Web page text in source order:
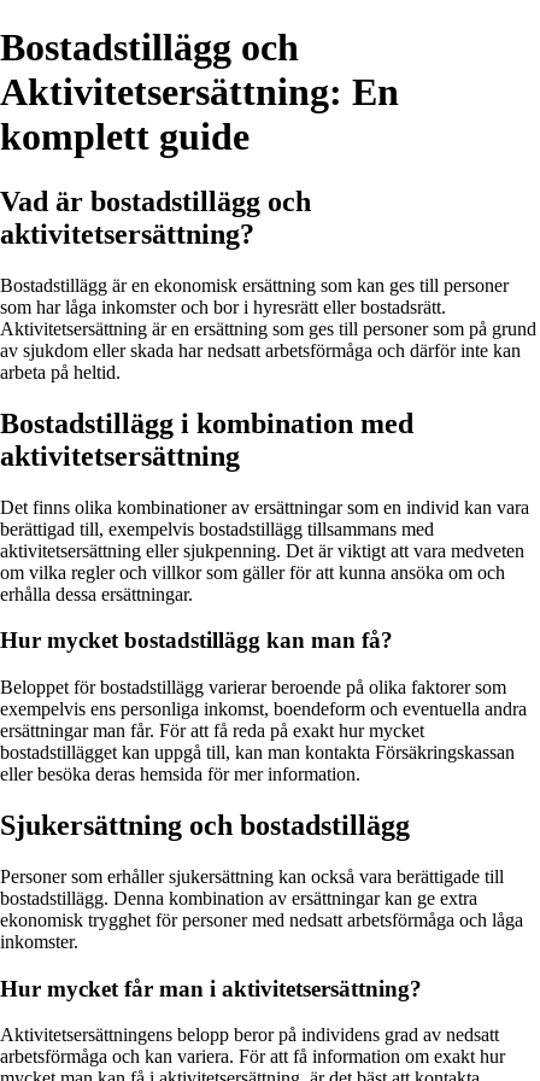
Bostadstillägg och
Aktivitetsersättning: En
komplett guide
Vad är bostadstillägg och
aktivitetsersättning?
Bostadstillägg är en ekonomisk ersättning som kan ges till personer
som har låga inkomster och bor i hyresrätt eller bostadsrätt.
Aktivitetsersättning är en ersättning som ges till personer som på grund
av sjukdom eller skada har nedsatt arbetsförmåga och därför inte kan
arbeta på heltid.
Bostadstillägg i kombination med
aktivitetsersättning
Det finns olika kombinationer av ersättningar som en individ kan vara
berättigad till, exempelvis bostadstillägg tillsammans med
aktivitetsersättning eller sjukpenning. Det är viktigt att vara medveten
om vilka regler och villkor som gäller för att kunna ansöka om och
erhålla dessa ersättningar.
Hur mycket bostadstillägg kan man få?
Beloppet för bostadstillägg varierar beroende på olika faktorer som
exempelvis ens personliga inkomst, boendeform och eventuella andra
ersättningar man får. För att få reda på exakt hur mycket
bostadstillägget kan uppgå till, kan man kontakta Försäkringskassan
eller besöka deras hemsida för mer information.
Sjukersättning och bostadstillägg
Personer som erhåller sjukersättning kan också vara berättigade till
bostadstillägg. Denna kombination av ersättningar kan ge extra
ekonomisk trygghet för personer med nedsatt arbetsförmåga och låga
inkomster.
Hur mycket får man i aktivitetsersättning?
Aktivitetsersättningens belopp beror på individens grad av nedsatt
arbetsförmåga och kan variera. För att få information om exakt hur